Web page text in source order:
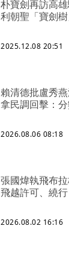
朴寶劍再訪高
利朝聖「寶劍
2025.12.08 20:51
賴清德批盧秀
拿民調回擊：
2026.08.06 08:18
張國煒執飛布
飛越許可、繞
2026.08.02 16:16